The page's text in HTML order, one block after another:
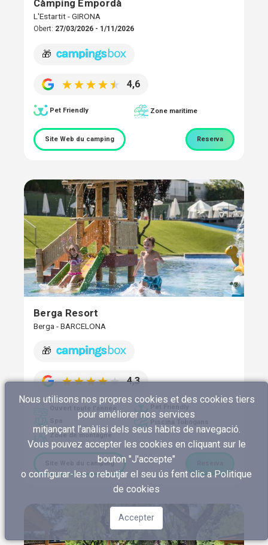
Càmping Empordà
L'Estartit - GIRONA
Obert: 27/03/2026 - 1/11/2026
🎁
4,6
Pet Friendly Zone maritime
Site Web du camping Reserva
Berga Resort
Berga - BARCELONA
🎁
4,3
Zone de montagne
Site Web du camping
Nous utilisons nos propres cookies et des cookies tiers
pour améliorer nos services
mitjançant l’anàlisi dels seus hàbits de navegació.
Vous pouvez accepter les cookies en cliquant sur le
bouton "J'accepte"
o configurar-les o rebutjar el seu ús fent clic aPolitique
de cookies
Accepter